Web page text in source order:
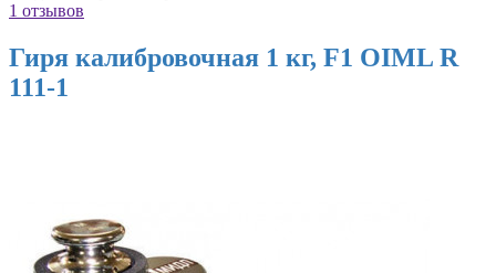
1 отзывов
Гиря калибровочная 1 кг, F1 OIML R
111-1